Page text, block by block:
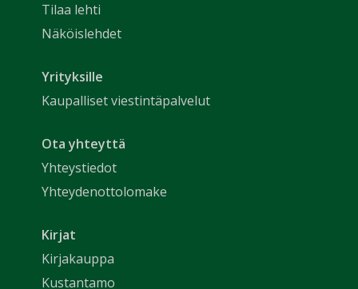
Tilaa lehti
Näköislehdet
Yrityksille
Kaupalliset viestintäpalvelut
Ota yhteyttä
Yhteystiedot
Yhteydenottolomake
Kirjat
Kirjakauppa
Kustantamo